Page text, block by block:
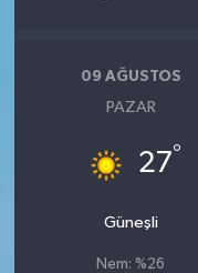
09 AĞUSTOS
PAZAR
27°
Güneşli
Nem: %26